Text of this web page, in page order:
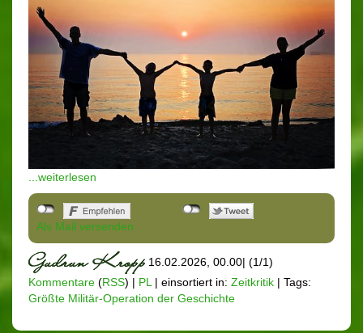
...weiterlesen
Als Mail versenden
16.02.2026, 00.00| (1/1)
Kommentare (RSS) | PL| einsortiert in: Zeitkritik | Tags:
Größte Militär-Operation der Geschichte